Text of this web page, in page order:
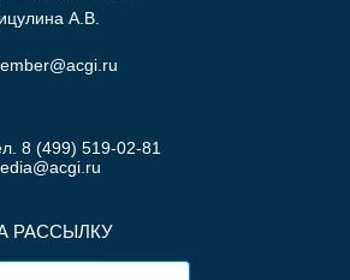
РАССЫЛКУ
А.В.
8 (499) 519-02-81